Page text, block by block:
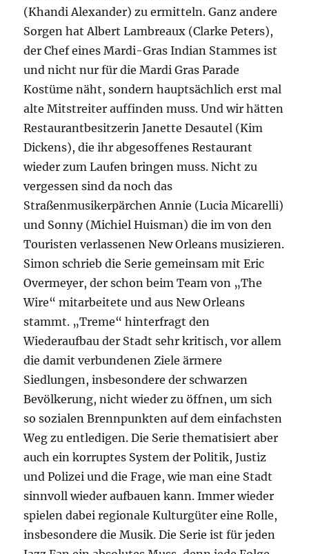
(Khandi Alexander) zu ermitteln. Ganz andere
Sorgen hat Albert Lambreaux (Clarke Peters),
der Chef eines Mardi-Gras Indian Stammes ist
und nicht nur für die Mardi Gras Parade
Kostüme näht, sondern hauptsächlich erst mal
alte Mitstreiter auffinden muss. Und wir hätten
Restaurantbesitzerin Janette Desautel (Kim
Dickens), die ihr abgesoffenes Restaurant
wieder zum Laufen bringen muss. Nicht zu
vergessen sind da noch das
Straßenmusikerpärchen Annie (Lucia Micarelli)
und Sonny (Michiel Huisman) die im von den
Touristen verlassenen New Orleans musizieren.
Simon schrieb die Serie gemeinsam mit Eric
Overmeyer, der schon beim Team von „The
Wire“ mitarbeitete und aus New Orleans
stammt. „Treme“ hinterfragt den
Wiederaufbau der Stadt sehr kritisch, vor allem
die damit verbundenen Ziele ärmere
Siedlungen, insbesondere der schwarzen
Bevölkerung, nicht wieder zu öffnen, um sich
so sozialen Brennpunkten auf dem einfachsten
Weg zu entledigen. Die Serie thematisiert aber
auch ein korruptes System der Politik, Justiz
und Polizei und die Frage, wie man eine Stadt
sinnvoll wieder aufbauen kann. Immer wieder
spielen dabei regionale Kulturgüter eine Rolle,
insbesondere die Musik. Die Serie ist für jeden